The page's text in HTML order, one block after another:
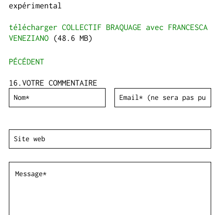
expérimental
télécharger COLLECTIF BRAQUAGE avec FRANCESCA
VENEZIANO (48.6 MB)
PÉCÉDENT
VOTRE COMMENTAIRE